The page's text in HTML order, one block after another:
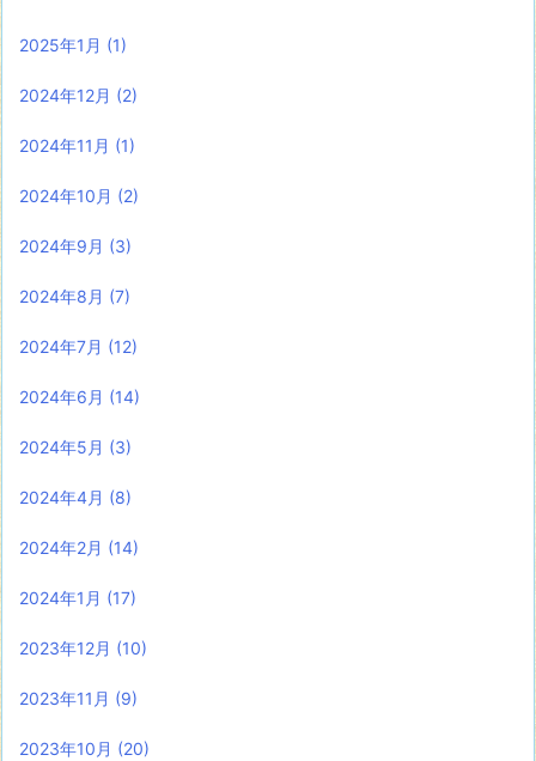
2025年1月 (1)
2024年12月 (2)
2024年11月 (1)
2024年10月 (2)
2024年9月 (3)
2024年8月 (7)
2024年7月 (12)
2024年6月 (14)
2024年5月 (3)
2024年4月 (8)
2024年2月 (14)
2024年1月 (17)
2023年12月 (10)
2023年11月 (9)
2023年10月 (20)